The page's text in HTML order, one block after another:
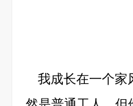
我成长在一个家